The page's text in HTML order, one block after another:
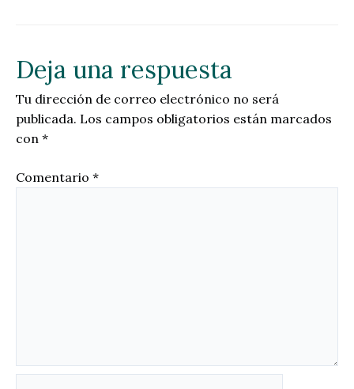
Deja una respuesta
Tu dirección de correo electrónico no será
publicada. Los campos obligatorios están marcados
con *
Comentario *